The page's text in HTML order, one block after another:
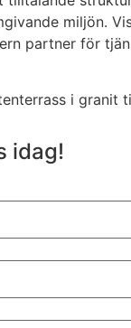
miljön.
partner för
idag!